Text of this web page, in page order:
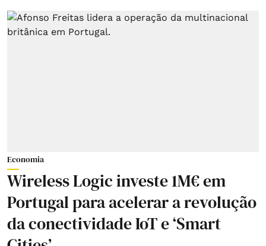
Economia
Wireless Logic investe 1M€ em
Portugal para acelerar a revolução
da conectividade IoT e ‘Smart